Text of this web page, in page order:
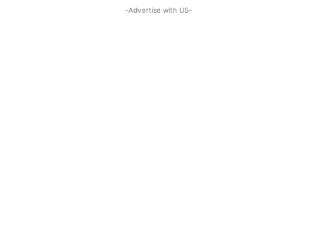
-Advertise with US-